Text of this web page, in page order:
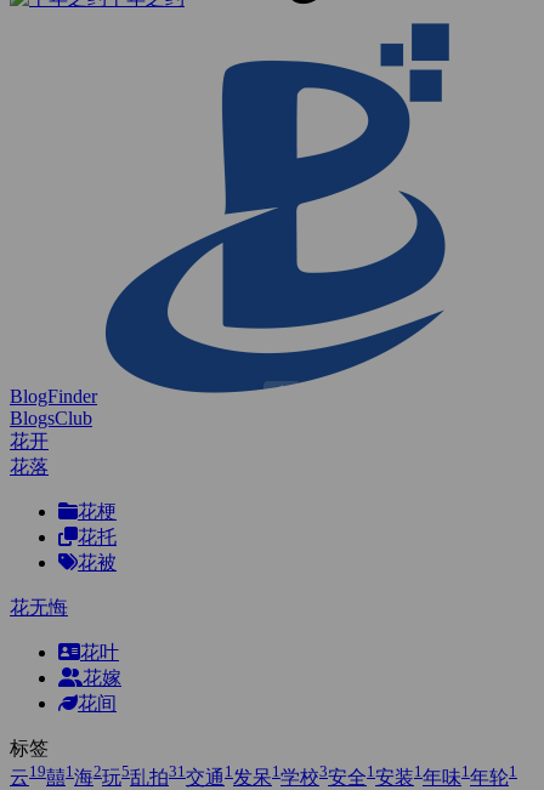
BlogFinder
BlogsClub
花开
花落
花梗
花托
花被
花无悔
花叶
花嫁
花间
标签
云19囍1 海2玩5乱拍31 交通 1 发呆1 学校3安全1 安装1 年味1 年轮1